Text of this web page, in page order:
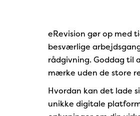
eRevision gør op med
besværlige
rådgivning. Goddag til
mærke uden de store
Hvordan kan det lade
unikke digitale